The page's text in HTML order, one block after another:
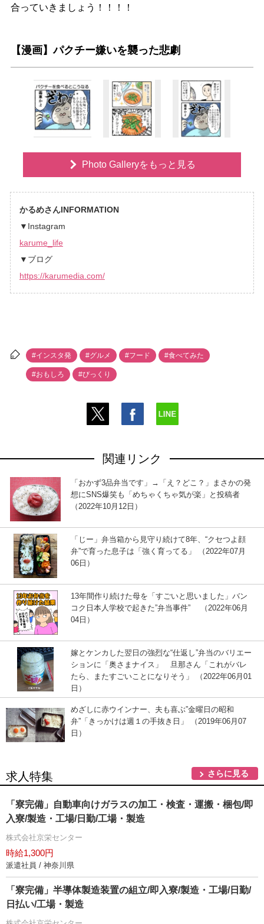
合っていきましょう！！！！
【漫画】パクチー嫌いを襲った悲劇
Photo Galleryをもっと見る
かるめさんINFORMATION
▼Instagram
karume_life
▼ブログ
https://karumedia.com/
#インスタ発 #グルメ #フード #食べてみた
#おもしろ #びっくり
関連リンク
「おかず3品弁当です」→「え？どこ？」まさかの発
想にSNS爆笑も「めちゃくちゃ気が楽」と投稿者
（2022年10月12日）
「じー」弁当箱から見守り続けて8年、“クセつよ顔
弁”で育った息子は「強く育ってる」 （2022年07月
06日）
13年間作り続けた母を「すごいと思いました」バン
コク日本人学校で起きた”弁当事件” （2022年06月
04日）
嫁とケンカした翌日の強烈な“仕返し”弁当のバリエー
ションに「奥さまナイス」 旦那さん「これがバレ
たら、またすごいことになりそう」 （2022年06月01
日）
めざしに赤ウインナー、夫も喜ぶ”金曜日の昭和
弁”「きっかけは週１の手抜き日」 （2019年06月07
日）
求人特集 さらに見る
「寮完備」自動車向けガラスの加工・検査・運搬・梱包/即
入寮/製造・工場/日勤/工場・製造
株式会社京栄センター
時給1,300円
派遣社員 / 神奈川県
「寮完備」半導体製造装置の組立/即入寮/製造・工場/日勤/
日払い/工場・製造